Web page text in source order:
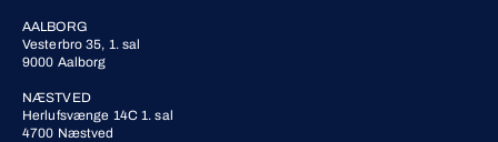
AALBORG
Vesterbro 35, 1. sal
9000 Aalborg
NÆSTVED
Herlufsvænge 14C 1. sal
4700 Næstved